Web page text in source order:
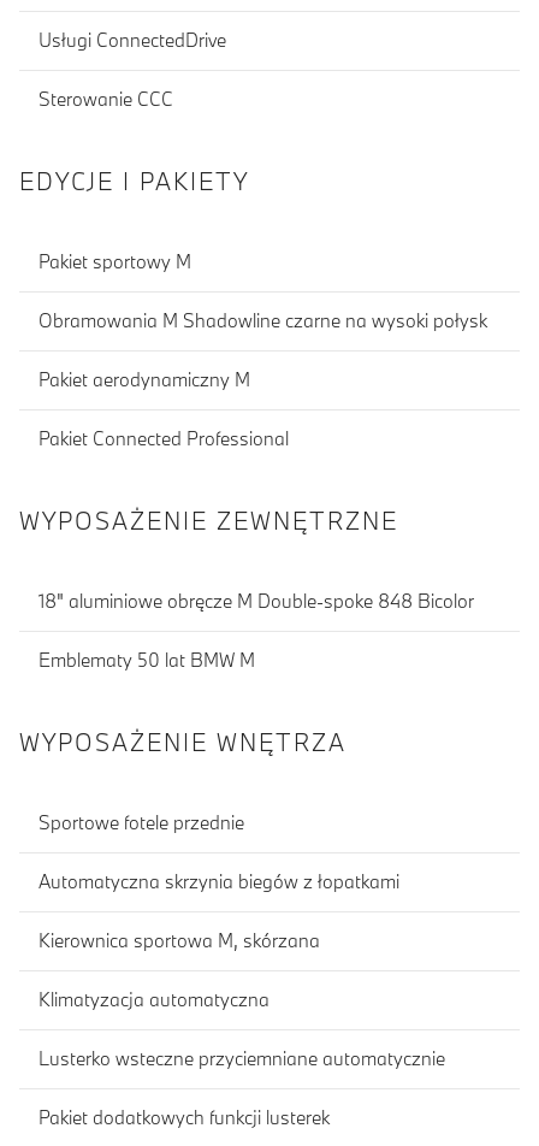
Usługi ConnectedDrive
Sterowanie CCC
EDYCJE I PAKIETY
Pakiet sportowy M
Obramowania M Shadowline czarne na wysoki połysk
Pakiet aerodynamiczny M
Pakiet Connected Professional
WYPOSAŻENIE ZEWNĘTRZNE
18" aluminiowe obręcze M Double-spoke 848 Bicolor
Emblematy 50 lat BMW M
WYPOSAŻENIE WNĘTRZA
Sportowe fotele przednie
Automatyczna skrzynia biegów z łopatkami
Kierownica sportowa M, skórzana
Klimatyzacja automatyczna
Lusterko wsteczne przyciemniane automatycznie
Pakiet dodatkowych funkcji lusterek